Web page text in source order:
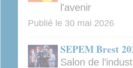
l'avenir
Publié le 30 mai 2026
SEPEM Brest
Salon de